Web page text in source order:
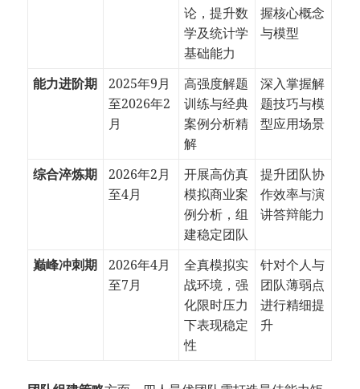
论，提升数
学及统计学
基础能力
握核心概念
与模型
能力进阶期
2025年9月
至2026年2
月
高强度解题
训练与经典
案例分析精
解
深入掌握解
题技巧与模
型应用场景
综合淬炼期
2026年2月
至4月
开展高仿真
模拟商业案
例分析，组
建稳定团队
提升团队协
作效率与演
讲答辩能力
巅峰冲刺期
2026年4月
至7月
全真模拟实
战环境，强
化限时压力
下表现稳定
性
针对个人与
团队薄弱点
进行精细提
升